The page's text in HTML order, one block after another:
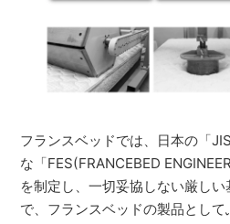
フランスベッドでは、日本の「
な「FES(FRANCEBED
を制定し、一切妥協しない厳し
で、フランスベッドの製品とし